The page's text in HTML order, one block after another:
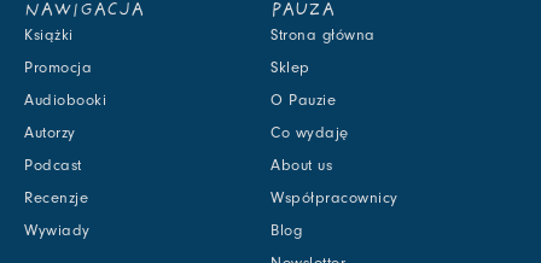
NAWIGACJA
Książki
Promocja
Audiobooki
Autorzy
Podcast
Recenzje
Wywiady
PAUZA
Strona główna
Sklep
O Pauzie
Co wydaję
About us
Współpracownicy
Blog